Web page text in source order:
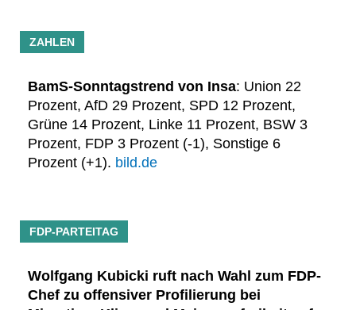
ZAHLEN
BamS-Sonntagstrend von Insa: Union 22
Prozent, AfD 29 Prozent, SPD 12 Prozent,
Grüne 14 Prozent, Linke 11 Prozent, BSW 3
Prozent, FDP 3 Prozent (-1), Sonstige 6
Prozent (+1). bild.de
FDP-PARTEITAG
Wolfgang Kubicki ruft nach Wahl zum FDP-
Chef zu offensiver Profilierung bei